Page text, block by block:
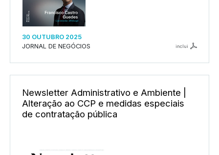
30 OUTUBRO 2025
JORNAL DE NEGÓCIOS
inclui
Newsletter Administrativo e Ambiente |
Alteração ao CCP e medidas especiais
de contratação pública